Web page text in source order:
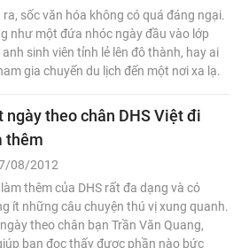
ra, sốc văn hóa không có quá đáng ngại.
như một đứa nhóc ngày đầu vào lớp
anh sinh viên tỉnh lẻ lên đô thành, hay ai
gia chuyến du lịch đến một nơi xa lạ.
ngày theo chân DHS Việt đi
thêm
08/2012
thêm của DHS rất đa dạng và có
ít những câu chuyện thú vị xung quanh.
theo chân bạn Trần Văn Quang,
bạn đọc thấy được phần nào bức